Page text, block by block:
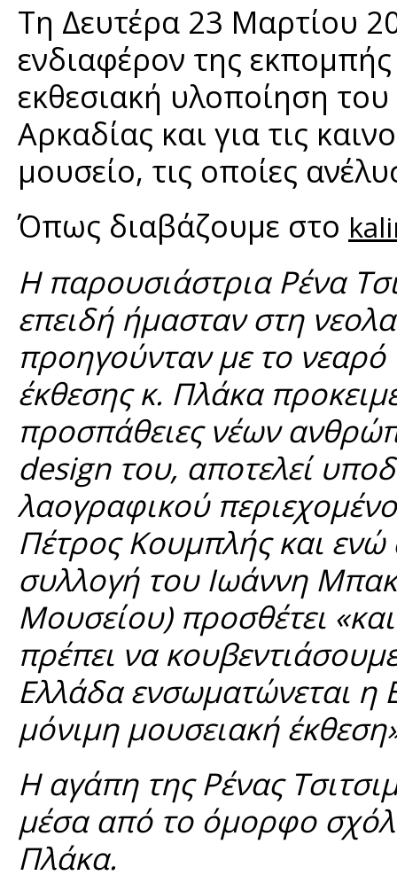
Τη Δευτέρα 23 Μαρτίου
ενδιαφέρον της
εκθεσιακή υλοποίηση
Αρκαδίας και για τις
μουσείο, τις οποίες
Όπως διαβάζουμε στο
Η παρουσιάστρια Ρένα
επειδή ήμασταν στη
προηγούνταν με το νεαρό
έκθεσης κ. Πλάκα
προσπάθειες νέων
design του, αποτελεί
λαογραφικού
Πέτρος Κουμπλής και
συλλογή του Ιωάννη
Μουσείου) προσθέτει
πρέπει να
Ελλάδα ενσωματώνεται η
μόνιμη μουσειακή
Η αγάπη της Ρένας
μέσα από το όμορφο
Πλάκα.